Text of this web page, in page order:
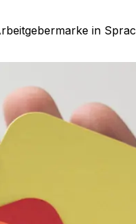
in